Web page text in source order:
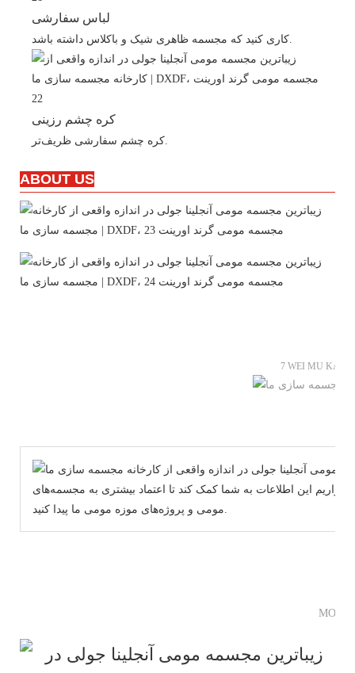
لباس سفارشی
کره چشم رزینی
ABOUT US
7 WEI MU KAI
دریافت کرده‌ایم. امیدواریم این اطلاعات به شما کمک کند تا اعتماد بیشتری به مجسمه‌های
MORE